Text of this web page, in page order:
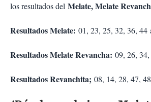
los resultados del Melate, Melate
Resultados Melate: 01, 23, 25, 32, 36, 44
Resultados Melate Revancha: 09, 26,
Resultados Revanchita; 08, 14, 28, 47,